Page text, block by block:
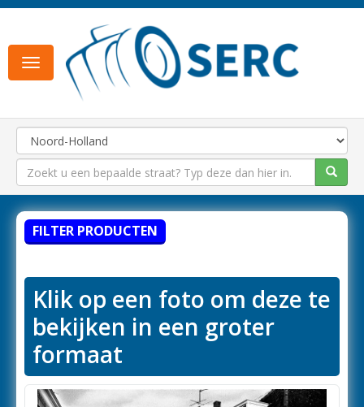
Toggle
navigation
FILTER PRODUCTEN
Klik op een foto om deze te
bekijken in een groter
formaat